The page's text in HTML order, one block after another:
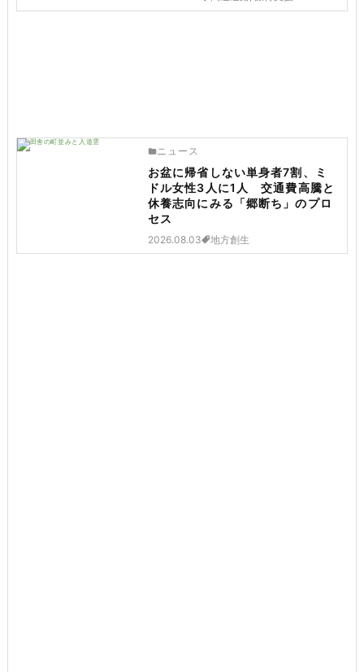
ニュース
お盆に帰省しない単身者7割、ミ
ドル女性3人に1人 交通費高騰と
休養志向にみる「郷断ち」のプロ
セス
2026.08.03 地方創生